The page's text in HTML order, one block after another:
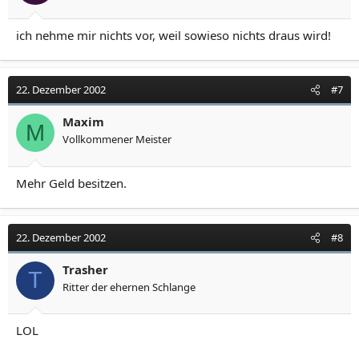
ich nehme mir nichts vor, weil sowieso nichts draus wird!
22. Dezember 2002 #7
M Maxim
Vollkommener Meister
Mehr Geld besitzen.
22. Dezember 2002 #8
T Trasher
Ritter der ehernen Schlange
LOL